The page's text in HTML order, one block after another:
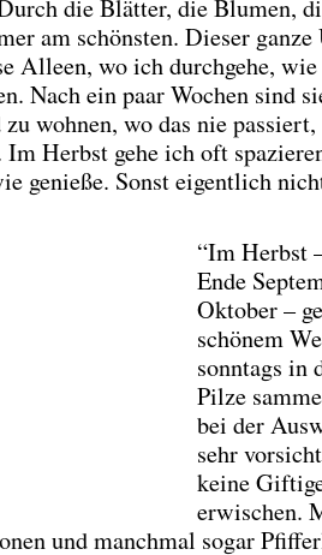
die Blätter, die Blumen,
am schönsten. Dieser ganze
Alleen, wo ich durchgehe,
Nach ein paar Wochen sind
wohnen, wo das nie
Herbst gehe ich oft
genieße. Sonst eigentlich
“Im Herbst
Ende
Oktober –
schönem
sonntags in
Pilze
bei der
sehr
keine
erwischen.
und manchmal sogar